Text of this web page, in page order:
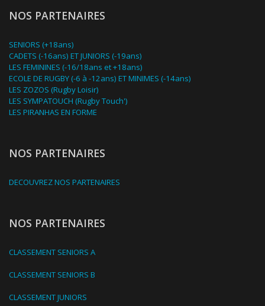
NOS PARTENAIRES
SENIORS (+18ans)
CADETS (-16ans) ET JUNIORS (-19ans)
LES FEMININES (-16/18ans et +18ans)
ECOLE DE RUGBY (-6 à -12ans) ET MINIMES (-14ans)
LES ZOZOS (Rugby Loisir)
LES SYMPATOUCH (Rugby Touch')
LES PIRANHAS EN FORME
NOS PARTENAIRES
DECOUVREZ NOS PARTENAIRES
NOS PARTENAIRES
CLASSEMENT SENIORS A
CLASSEMENT SENIORS B
CLASSEMENT JUNIORS